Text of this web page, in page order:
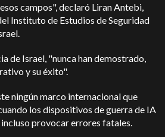
campos", declaró Liran Antebi,
Instituto de Estudios de Seguridad
de Israel, "nunca han demostrado,
y su éxito".
ningún marco internacional que
los dispositivos de guerra de IA
provocar errores fatales.